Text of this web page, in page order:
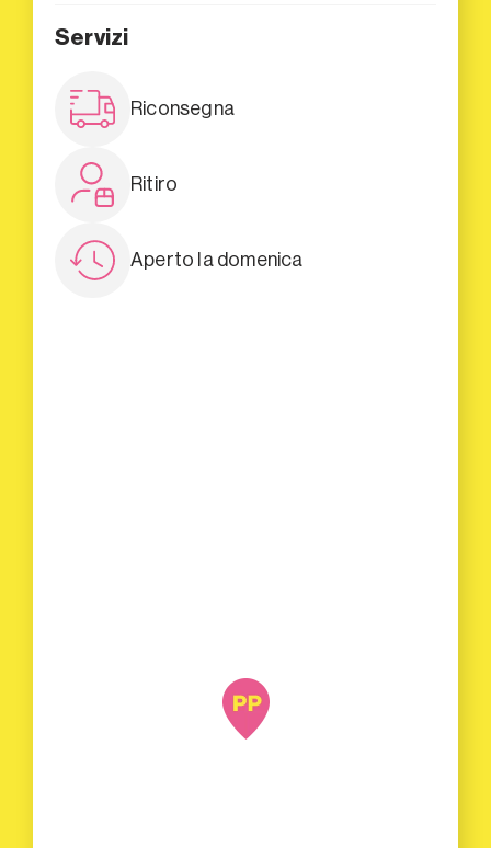
Servizi
Riconsegna
Ritiro
Aperto la domenica